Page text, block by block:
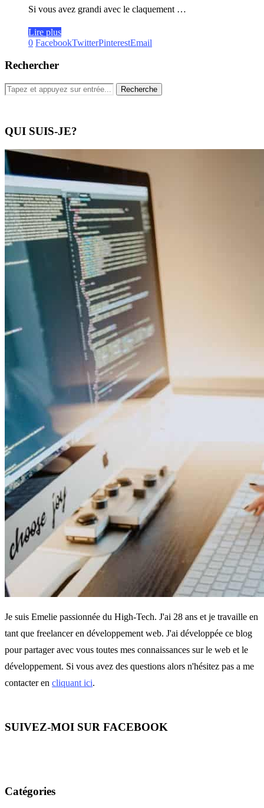
Si vous avez grandi avec le claquement …
Lire plus
0 FacebookTwitterPinterestEmail
Rechercher
QUI SUIS-JE?
Je suis Emelie passionnée du High-Tech. J'ai 28 ans et je travaille en
tant que freelancer en développement web. J'ai développée ce blog
pour partager avec vous toutes mes connaissances sur le web et le
développement. Si vous avez des questions alors n'hésitez pas a me
contacter en cliquant ici.
SUIVEZ-MOI SUR FACEBOOK
Catégories